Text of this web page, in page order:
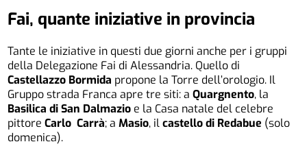
Fai, quante iniziative in provincia
Tante le iniziative in questi due giorni anche per i gruppi
della Delegazione Fai di Alessandria. Quello di
Castellazzo Bormida propone la Torre dell’orologio. Il
Gruppo strada Franca apre tre siti: aQuargnento, la
Basilica di San Dalmazio e la Casa natale del celebre
pittoreCarlo Carrà; aMasio, ilcastello di Redabue (solo
domenica).